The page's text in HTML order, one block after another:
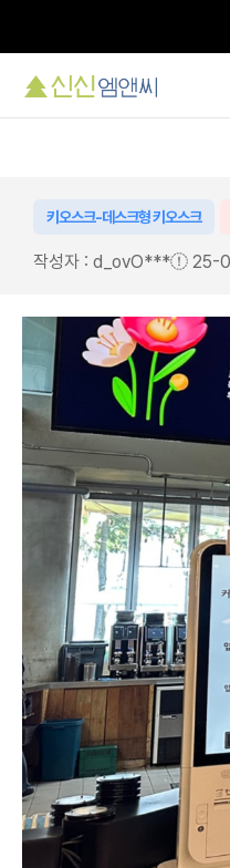
키오스크-데스크형 키오스크
작성자 : d_ovO*** 25-